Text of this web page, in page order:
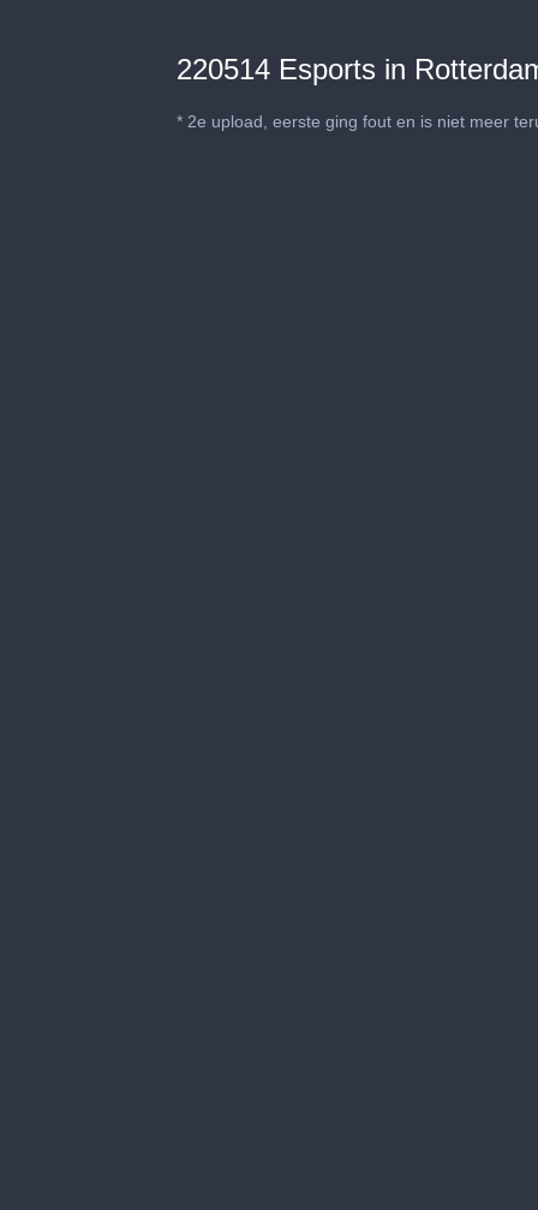
220514 Esports in
* 2e upload, eerste ging fout en is niet meer